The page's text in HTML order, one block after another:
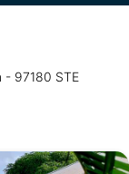
- 97180 STE